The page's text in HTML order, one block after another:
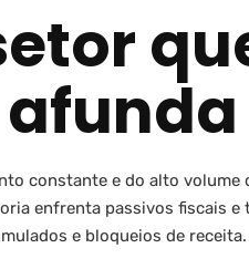
constante e do alto
enfrenta passivos fiscais
e bloqueios de receita.